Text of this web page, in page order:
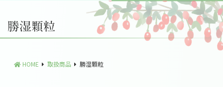
勝湿顆粒
HOME 取扱商品 勝湿顆粒